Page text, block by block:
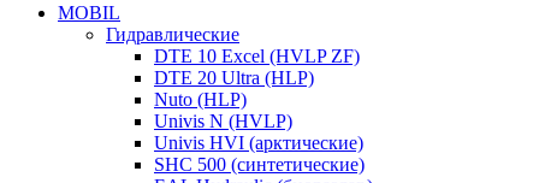
MOBIL
Гидравлические
DTE 10 Excel (HVLP ZF)
DTE 20 Ultra (HLP)
Nuto (HLP)
Univis N (HVLP)
Univis HVI (арктические)
SHC 500 (синтетические)